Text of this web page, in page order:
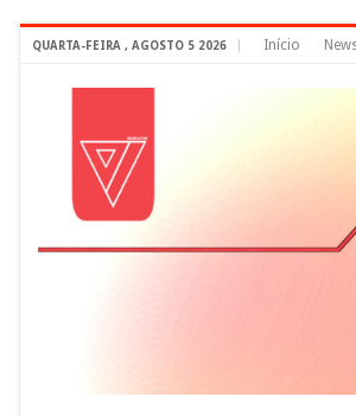
QUARTA-FEIRA , AGOSTO 5 2026 Início